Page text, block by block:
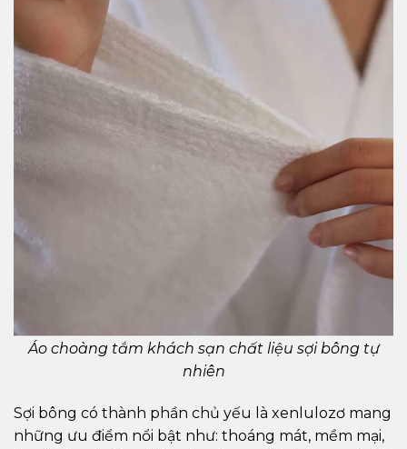
Áo choàng tắm khách sạn chất liệu sợi bông tự
nhiên
Sợi bông có thành phần chủ yếu là xenlulozơ mang
những ưu điểm nổi bật như: thoáng mát, mềm mại,